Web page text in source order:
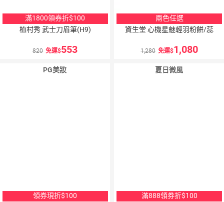
滿1800領券折$100
植村秀 武士刀眉筆(H9)
820 免運 553
兩色任選
資生堂 心機星魅輕羽粉餅/蕊
1,280 免運 1,080
PG美妝
領券現折$100
夏日微風
滿888領券折$100